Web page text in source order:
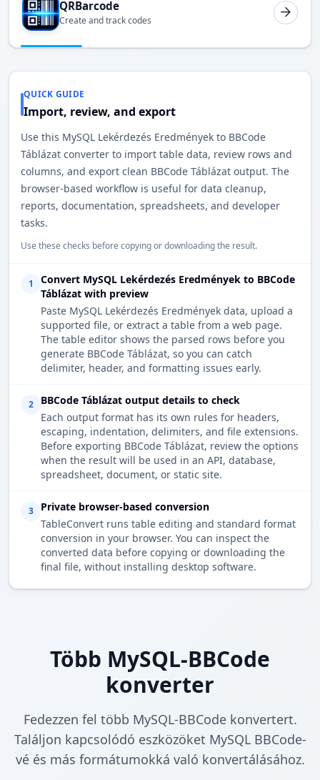
QRBarcode
Create and track codes
QUICK GUIDE
Import, review, and export
Use this MySQL Lekérdezés Eredmények to BBCode
Táblázat converter to import table data, review rows and
columns, and export clean BBCode Táblázat output. The
browser-based workflow is useful for data cleanup,
reports, documentation, spreadsheets, and developer
tasks.
Use these checks before copying or downloading the result.
1
Convert MySQL Lekérdezés Eredmények to BBCode
Táblázat with preview
Paste MySQL Lekérdezés Eredmények data, upload a
supported file, or extract a table from a web page.
The table editor shows the parsed rows before you
generate BBCode Táblázat, so you can catch
delimiter, header, and formatting issues early.
2
BBCode Táblázat output details to check
Each output format has its own rules for headers,
escaping, indentation, delimiters, and file extensions.
Before exporting BBCode Táblázat, review the options
when the result will be used in an API, database,
spreadsheet, document, or static site.
3
Private browser-based conversion
TableConvert runs table editing and standard format
conversion in your browser. You can inspect the
converted data before copying or downloading the
final file, without installing desktop software.
Több MySQL-BBCode
konverter
Fedezzen fel több MySQL-BBCode konvertert.
Találjon kapcsolódó eszközöket MySQL BBCode-
vé és más formátumokká való konvertálásához.